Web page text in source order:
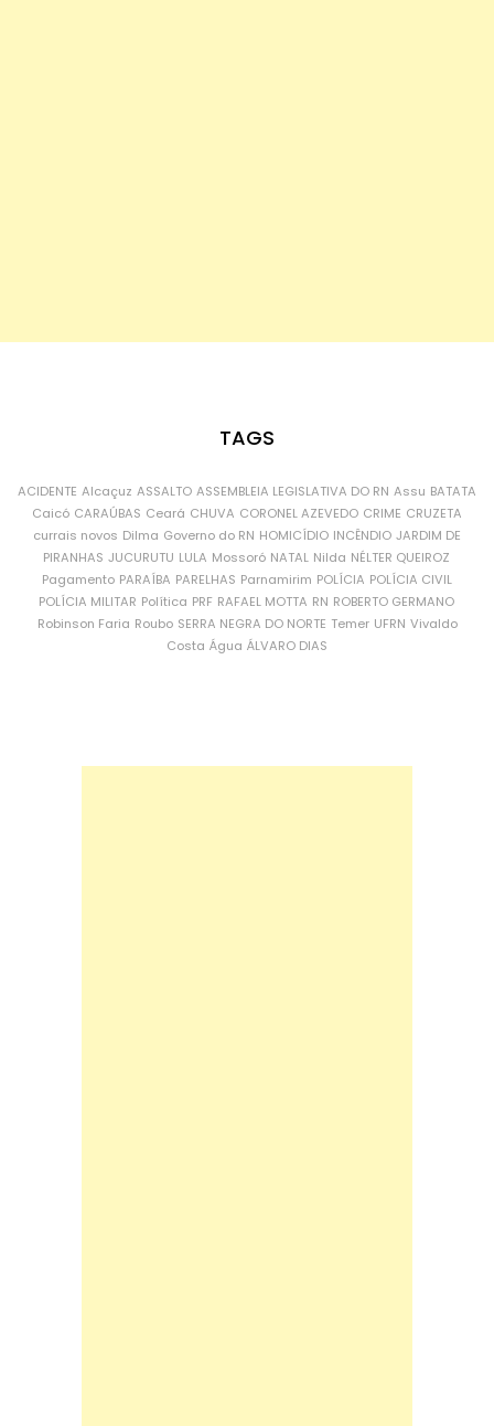
TAGS
ACIDENTE Alcaçuz ASSALTO ASSEMBLEIA LEGISLATIVA DO RN Assu BATATA
Caicó CARAÚBAS Ceará CHUVA CORONEL AZEVEDO CRIME CRUZETA
currais novos Dilma Governo do RN HOMICÍDIO INCÊNDIO JARDIM DE
PIRANHAS JUCURUTU LULA Mossoró NATAL Nilda NÉLTER QUEIROZ
Pagamento PARAÍBA PARELHAS Parnamirim POLÍCIA POLÍCIA CIVIL
POLÍCIA MILITAR Política PRF RAFAEL MOTTA RN ROBERTO GERMANO
Robinson Faria Roubo SERRA NEGRA DO NORTE Temer UFRN Vivaldo
Costa Água ÁLVARO DIAS